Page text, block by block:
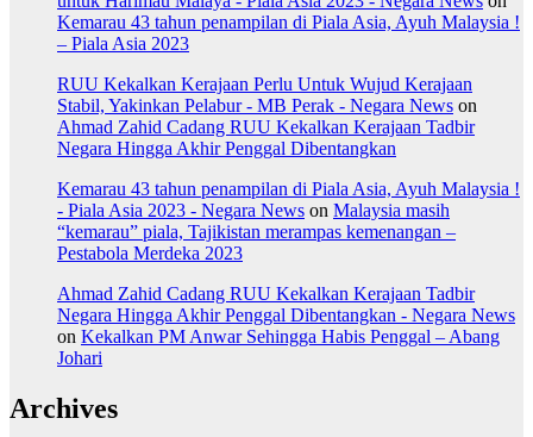
Kemarau 43 tahun penampilan di Piala Asia, Ayuh Malaysia !
– Piala Asia 2023
RUU Kekalkan Kerajaan Perlu Untuk Wujud Kerajaan
Stabil, Yakinkan Pelabur - MB Perak - Negara News on
Ahmad Zahid Cadang RUU Kekalkan Kerajaan Tadbir
Negara Hingga Akhir Penggal Dibentangkan
Kemarau 43 tahun penampilan di Piala Asia, Ayuh Malaysia !
- Piala Asia 2023 - Negara News on Malaysia masih
“kemarau” piala, Tajikistan merampas kemenangan –
Pestabola Merdeka 2023
Ahmad Zahid Cadang RUU Kekalkan Kerajaan Tadbir
Negara Hingga Akhir Penggal Dibentangkan - Negara News
on Kekalkan PM Anwar Sehingga Habis Penggal – Abang
Johari
Archives